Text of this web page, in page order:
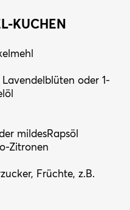
KUCHEN
oder 1-
mildesRapsöl
Zitronen
Früchte, z.B.